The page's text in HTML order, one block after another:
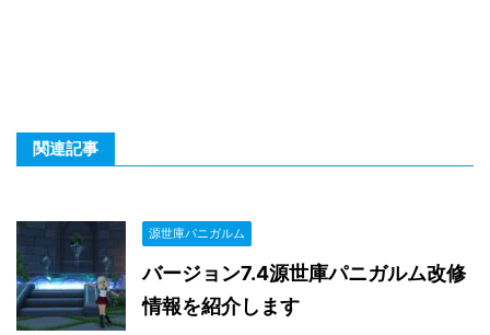
関連記事
源世庫パニガルム
バージョン7.4源世庫パニガルム改修
情報を紹介します